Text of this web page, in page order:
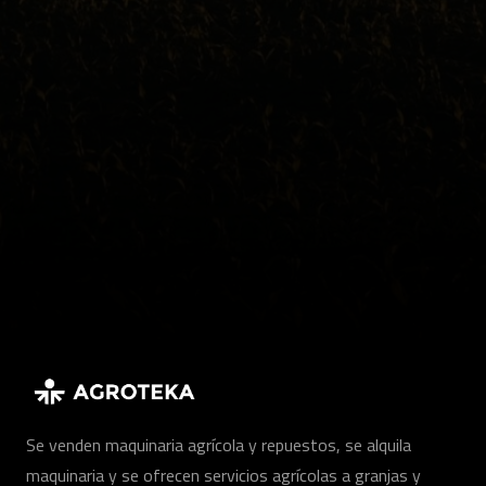
Se venden maquinaria agrícola y repuestos, se alquila
maquinaria y se ofrecen servicios agrícolas a granjas y